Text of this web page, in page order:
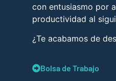
con entusiasmo por
productividad al
¿Te acabamos de
Bolsa de Trabajo